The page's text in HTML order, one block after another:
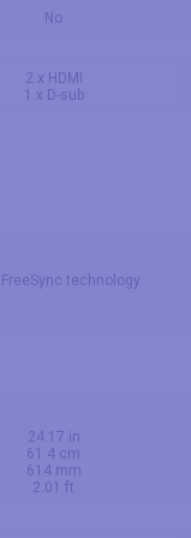
No
2 x HDMI
1 x D-sub
FreeSync technology
24.17 in
61.4 cm
614 mm
2.01 ft